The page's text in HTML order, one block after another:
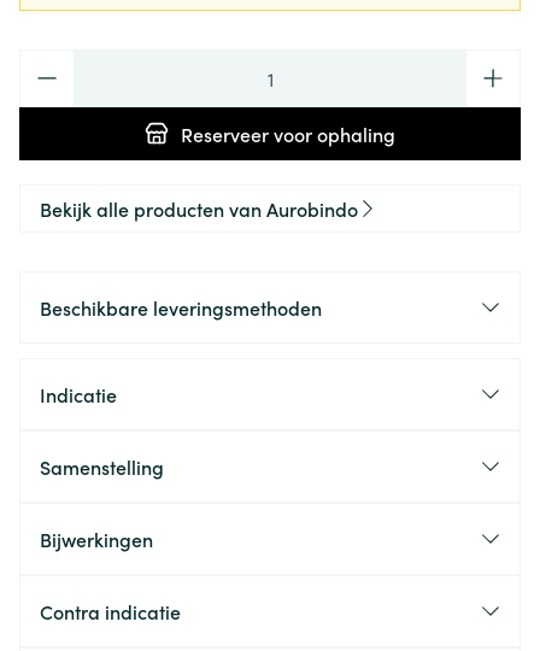
Reserveervoor ophaling
Bekijk alle producten van Aurobindo
Beschikbare leveringsmethoden
Indicatie
Samenstelling
Bijwerkingen
Contra indicatie